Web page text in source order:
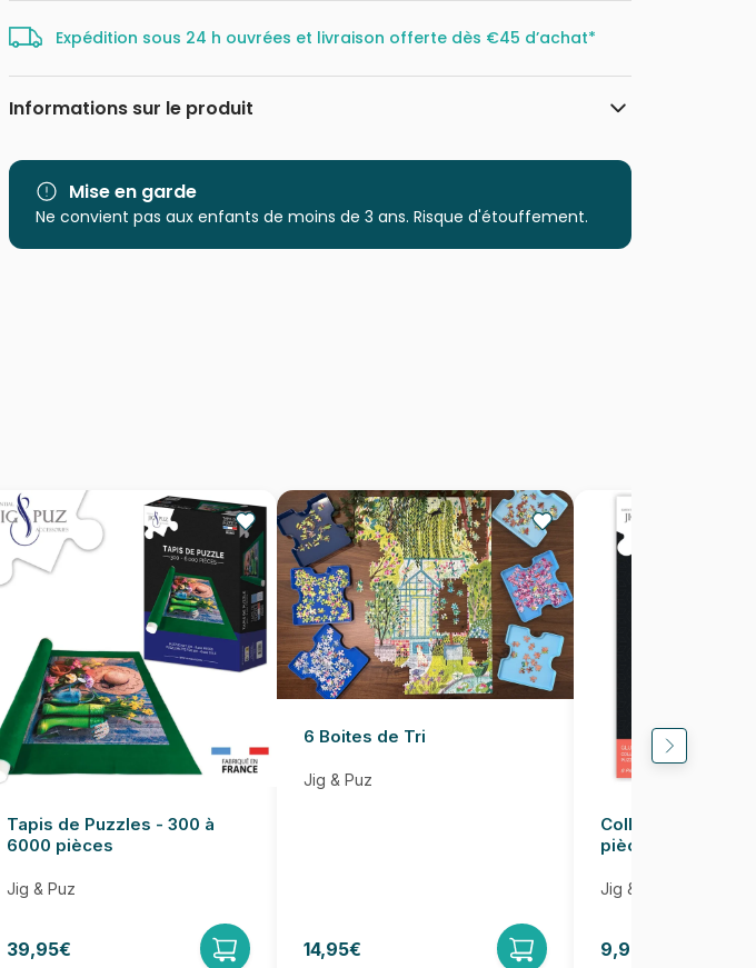
Expédition sous 24 h ouvrées et livraison offerte dès €45 d’achat*
Informations sur le produit
Catégorie
Age
Puzzle pour Adultes (500 à 48.000
pièces)
Mise en garde
Ne convient pas aux enfants de moins de 3 ans. Risque d'étouffement.
Tapis de Puzzles - 300 à
6000 pièces
Jig & Puz
39,95€
6 Boites de Tri
Jig & Puz
14,95€
Colle pour Puzzle
pièces
Jig & Puz
9,95€